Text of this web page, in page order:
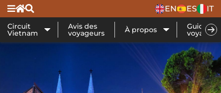
EN ES IT
Circuit
Vietnam
Avis des
voyageurs À propos Guide de
voyage